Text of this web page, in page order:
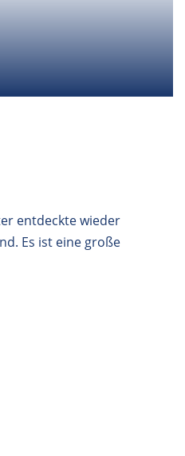
entdeckte wieder
Es ist eine große